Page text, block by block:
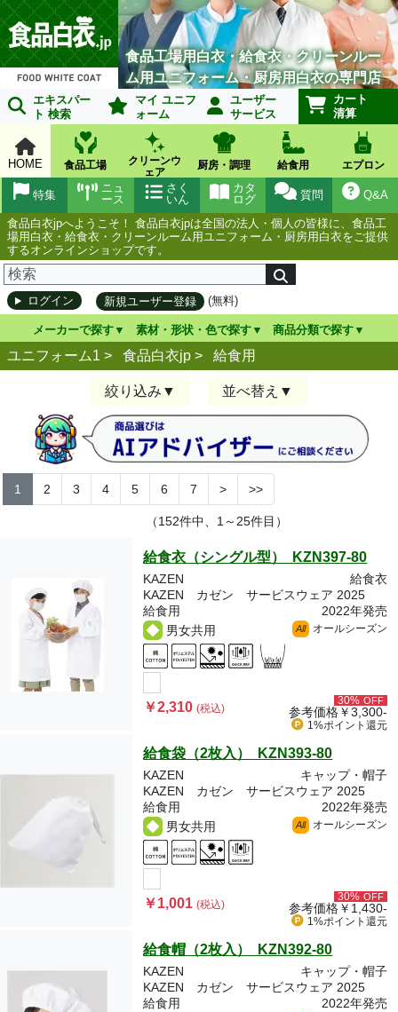
食品工場用白衣・給食衣・クリーンルー
ム用ユニフォーム・厨房用白衣の専門店
エキスパー
ト 検索
マイ ユニフ
ォーム
ユーザー
サービス
カート
清算
HOME 食品工場
クリーンウ
ェア
厨房・調理 給食用 エプロン
Q&A
質問
カタ
ログ
さく
いん
ニュ
ース
特集
食品白衣jpへようこそ！ 食品白衣jpは全国の法人・個人の皆様に、食品工
場用白衣・給食衣・クリーンルーム用ユニフォーム・厨房用白衣をご提供
するオンラインショップです。
ログイン 新規ユーザー登録 (無料)
メーカーで探す 素材・形状・色で探す 商品分類で探す
ユニフォーム1 > 食品白衣jp > 給食用
絞り込み 並べ替え
1 2 3 4 5 6 7 > >>
（152件中、1～25件目）
給食衣（シングル型） KZN397-80
KAZEN
給食衣
KAZEN カゼン サービスウェア 2025
給食用
2022年発売
男女共用
All オールシーズン
￥2,310(税込)
30% OFF
参考価格￥3,300-
1%ポイント 還元
給食袋（2枚入） KZN393-80
KAZEN
キャップ・帽子
KAZEN カゼン サービスウェア 2025
給食用
2022年発売
男女共用
All オールシーズン
￥1,001(税込)
30% OFF
参考価格￥1,430-
1%ポイント 還元
給食帽（2枚入） KZN392-80
KAZEN
キャップ・帽子
KAZEN カゼン サービスウェア 2025
給食用
2022年発売